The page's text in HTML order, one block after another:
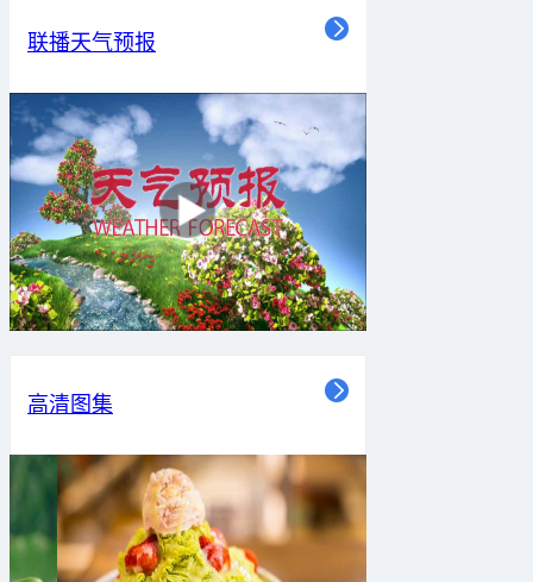
联播天气预报
高清图集